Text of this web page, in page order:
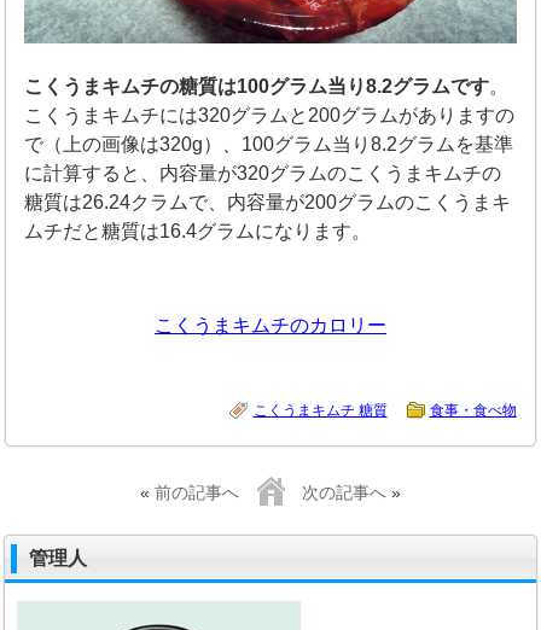
こくうまキムチの糖質は100グラム当り8.2グラムです。
こくうまキムチには320グラムと200グラムがありますの
で（上の画像は320g）、100グラム当り8.2グラムを基準
に計算すると、内容量が320グラムのこくうまキムチの
糖質は26.24クラムで、内容量が200グラムのこくうまキ
ムチだと糖質は16.4グラムになります。
こくうまキムチのカロリー
こくうまキムチ 糖質 食事・食べ物
« 前の記事へ 次の記事へ »
管理人